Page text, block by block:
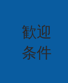
歓迎
条件